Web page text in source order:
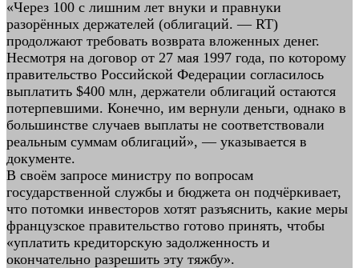
«Через 100 с лишним лет внуки и правнуки
разорённых держателей (облигаций. — RT)
продолжают требовать возврата вложенных денег.
Несмотря на договор от 27 мая 1997 года, по которому
правительство Российской Федерации согласилось
выплатить $400 млн, держатели облигаций остаются
потерпевшими. Конечно, им вернули деньги, однако в
большинстве случаев выплаты не соответствовали
реальным суммам облигаций», — указывается в
документе.
В своём запросе министру по вопросам
государственной службы и бюджета он подчёркивает,
что потомки инвесторов хотят разъяснить, какие меры
французское правительство готово принять, чтобы
«уплатить кредиторскую задолженность и
окончательно разрешить эту тяжбу».